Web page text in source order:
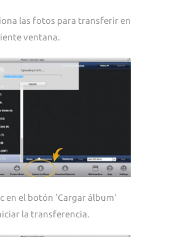
las fotos para transferir en
ventana.
en el botón 'Cargar álbum'
la transferencia.